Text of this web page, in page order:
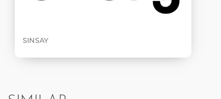
SINSAY